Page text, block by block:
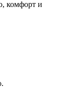
комфорт и